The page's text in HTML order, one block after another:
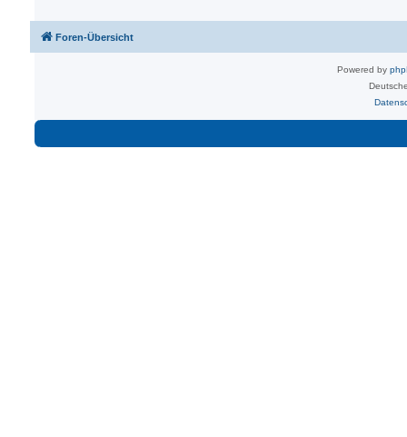
Foren-Übersicht
Powered by